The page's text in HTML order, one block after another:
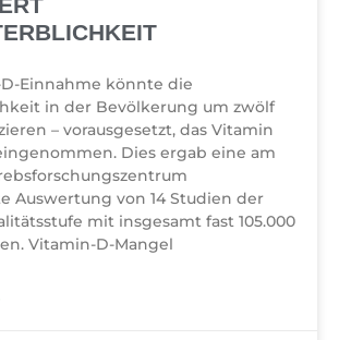
Einnahme könnte die
in der Bevölkerung um zwölf
– vorausgesetzt, das Vitamin
Dies ergab eine am
Auswertung von 14 Studien der
mit insgesamt fast 105.000
Vitamin-D-Mangel